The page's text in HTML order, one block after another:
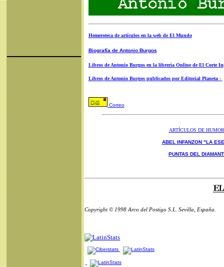
Hemeroteca de artículos en la web de El Mundo
Biografía de Antonio Burgos
Libros de Antonio Burgos en la libreria Online de El Corte
Libros de Antonio Burgos publicados por Editorial Planeta -
Correo
ARTÍCULOS DE HUMOR
ABEL INFANZON "LA
PUNTAS DEL
Copyright © 1998 Arco del Postigo S.L. Sevilla, España.